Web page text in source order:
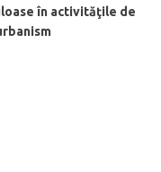
în activităţile de